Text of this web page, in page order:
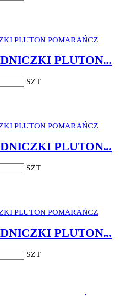
PLUTON...
SZT
PLUTON...
SZT
PLUTON...
SZT